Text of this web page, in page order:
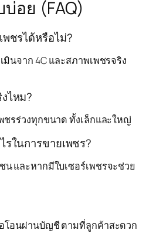
อย (FAQ)
พชรได้หรือไม่?
มินจาก 4C และสภาพเพชรจริง
ไหม?
ชรร่วงทุกขนาด ทั้งเล็กและใหญ่
รในการขายเพชร?
น และหากมีใบเซอร์เพชรจะช่วย
โอนผ่านบัญชี ตามที่ลูกค้าสะดวก